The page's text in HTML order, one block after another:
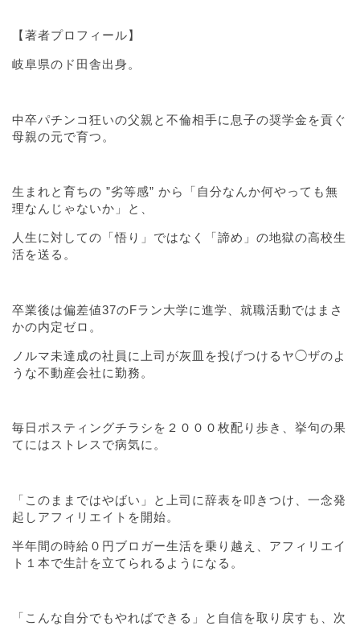
【著者プロフィール】
岐阜県のド田舎出身。
中卒パチンコ狂いの父親と不倫相手に息子の奨学金を貢ぐ
母親の元で育つ。
生まれと育ちの ”劣等感” から「自分なんか何やっても無
理なんじゃないか」と、
人生に対しての「悟り」ではなく「諦め」の地獄の高校生
活を送る。
卒業後は偏差値37のFラン大学に進学、就職活動ではまさ
かの内定ゼロ。
ノルマ未達成の社員に上司が灰皿を投げつけるヤ◯ザのよ
うな不動産会社に勤務。
毎日ポスティングチラシを２０００枚配り歩き、挙句の果
てにはストレスで病気に。
「このままではやばい」と上司に辞表を叩きつけ、一念発
起しアフィリエイトを開始。
半年間の時給０円ブロガー生活を乗り越え、アフィリエイ
ト１本で生計を立てられるようになる。
「こんな自分でもやればできる」と自信を取り戻すも、次